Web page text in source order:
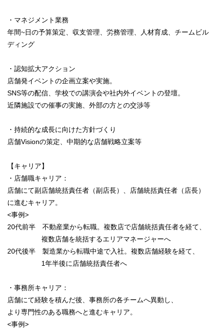
・マネジメント業務
年間~日の予算策定、収支管理、労務管理、人材育成、チームビル
ディング
・認知拡大アクション
店舗発イベントの企画立案や実施。
SNS等の配信、学校での講演会や社内外イベントの登壇。
近隣施設での催事の実施、外部の方との交渉等
・持続的な成長に向けた方針づくり
店舗Visionの策定、中期的な店舗戦略立案等
【キャリア】
・店舗職キャリア：
店舗にて副店舗統括責任者（副店長）、店舗統括責任者（店長）
に進むキャリア。
<事例>
20代前半 不動産業から転職。複数店で店舗統括責任者を経て、
複数店舗を統括するエリアマネージャーへ
20代後半 製造業から転職中途で入社。複数店舗経験を経て、
1年半後に店舗統括責任者へ
・事務所キャリア：
店舗にて経験を積んだ後、事務所の各チームへ異動し、
より専門性のある職務へと進むキャリア。
<事例>